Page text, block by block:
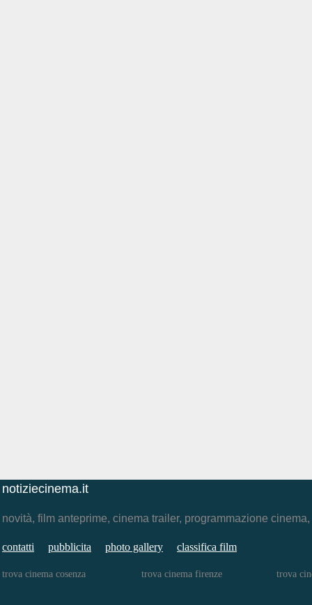
notiziecinema.it
novità, film anteprime, cinema trailer, programmazione
contatti pubblicita photo gallery classifica film
trova cinema cosenza trova cinema firenze trova